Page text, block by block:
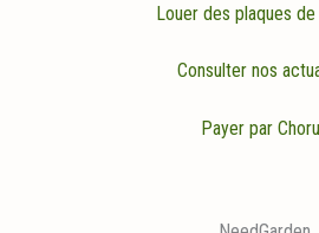
Louer des plaques
Consulter nos
Payer par